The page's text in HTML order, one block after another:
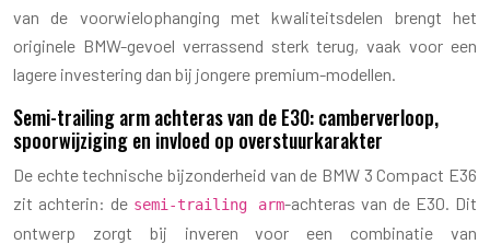
van de voorwielophanging met kwaliteitsdelen brengt het
originele BMW-gevoel verrassend sterk terug, vaak voor een
lagere investering dan bij jongere premium-modellen.
Semi-trailing arm achteras van de E30: camberverloop,
spoorwijziging en invloed op overstuurkarakter
De echte technische bijzonderheid van de BMW 3 Compact E36
zit achterin: de semi-trailing arm-achteras van de E30. Dit
ontwerp zorgt bij inveren voor een combinatie van